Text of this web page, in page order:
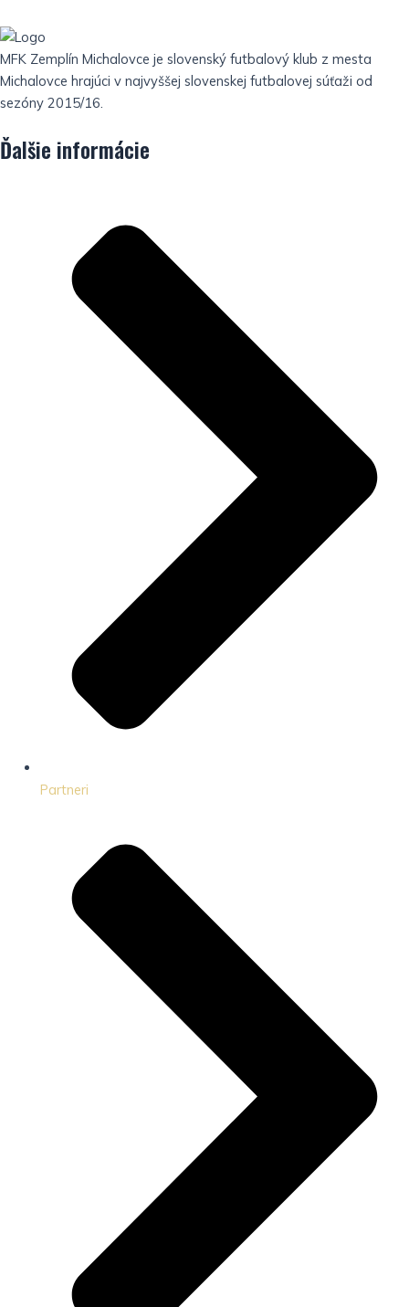
MFK Zemplín Michalovce je slovenský futbalový klub z mesta
Michalovce hrajúci v najvyššej slovenskej futbalovej súťaži od
sezóny 2015/16.
Ďalšie informácie
Partneri